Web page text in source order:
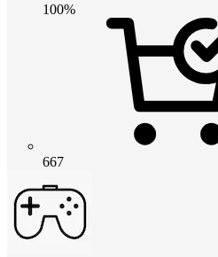
100%
667